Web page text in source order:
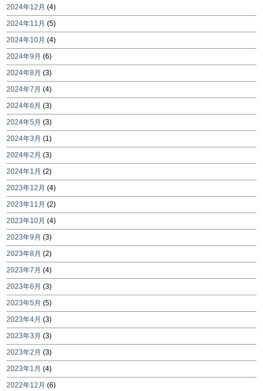
2024年12月 (4)
2024年11月 (5)
2024年10月 (4)
2024年9月 (6)
2024年8月 (3)
2024年7月 (4)
2024年6月 (3)
2024年5月 (3)
2024年3月 (1)
2024年2月 (3)
2024年1月 (2)
2023年12月 (4)
2023年11月 (2)
2023年10月 (4)
2023年9月 (3)
2023年8月 (2)
2023年7月 (4)
2023年6月 (3)
2023年5月 (5)
2023年4月 (3)
2023年3月 (3)
2023年2月 (3)
2023年1月 (4)
2022年12月 (6)